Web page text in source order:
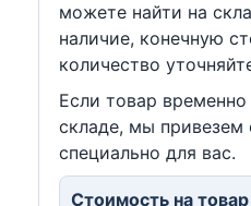
можете найти на
наличие, конечную
количество
Если товар временно
складе, мы привезем
специально для вас.
Стоимость на